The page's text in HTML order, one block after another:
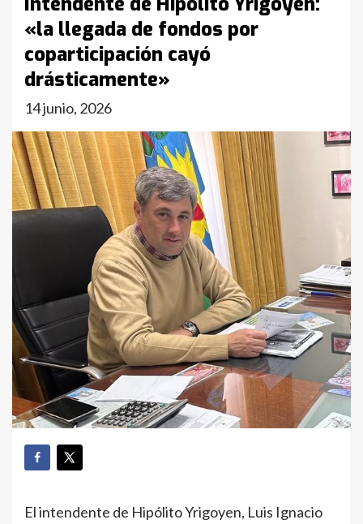
«la llegada de fondos por
coparticipación cayó
drásticamente»
14 junio, 2026
El intendente de Hipólito Yrigoyen, Luis Ignacio